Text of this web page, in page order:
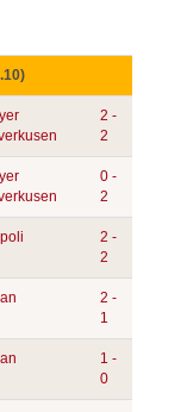
2 -
2
0 -
2
2 -
2
2 -
1
1 -
0